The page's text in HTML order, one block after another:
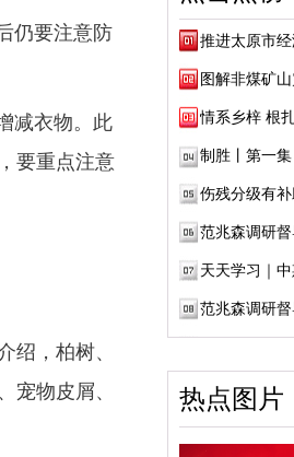
仍要注意防
减衣物。此
要重点注意
，柏树、
宠物皮屑、
推进太原市经
图解非煤矿
情系乡梓 根
制胜丨第一集
伤残分级有
范兆森调研督
天天学习｜
范兆森调研督
热点图片